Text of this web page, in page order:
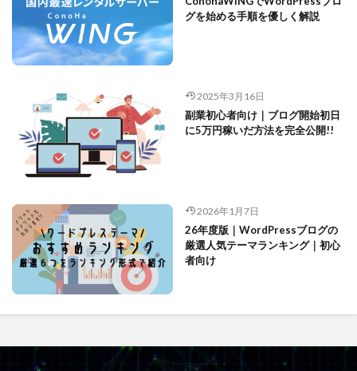
グを始める手順を優しく解説
2025年3月16日
副業初心者向け｜ブログ開始初日
に5万円稼いだ方法を完全公開!!
2026年1月7日
26年度版｜WordPressブログの
厳選人気テーマランキング｜初心
者向け